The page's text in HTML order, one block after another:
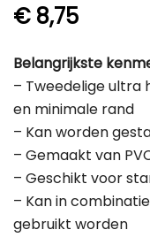
€ 8,75
Belangrijkste
– Tweedelige ultra
en minimale rand
– Kan worden
– Gemaakt van
– Geschikt voor
– Kan in
gebruikt worden